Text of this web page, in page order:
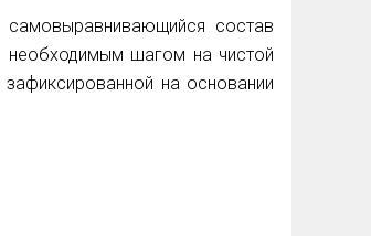
самовыравнивающийся состав
необходимым шагом на чистой
на основании